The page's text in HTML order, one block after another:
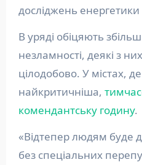
досліджень
В уряді обіцяють
незламності, деякі з
цілодобово. У містах,
найкритичніша,
комендантську годину.
«Відтепер людям буде
без спеціальних